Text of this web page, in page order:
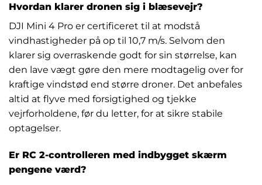
Hvordan klarer dronen sig i blæsevejr?
DJI Mini 4 Pro er certificeret til at modstå
vindhastigheder på op til 10,7 m/s. Selvom den
klarer sig overraskende godt for sin størrelse, kan
den lave vægt gøre den mere modtagelig over for
kraftige vindstød end større droner. Det anbefales
altid at flyve med forsigtighed og tjekke
vejrforholdene, før du letter, for at sikre stabile
optagelser.
Er RC 2-controlleren med indbygget skærm
pengene værd?